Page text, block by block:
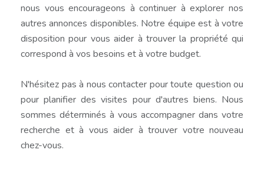
nous vous encourageons à continuer à explorer nos
autres annonces disponibles. Notre équipe est à votre
disposition pour vous aider à trouver la propriété qui
correspond à vos besoins et à votre budget.
N'hésitez pas à nous contacter pour toute question ou
pour planifier des visites pour d'autres biens. Nous
sommes déterminés à vous accompagner dans votre
recherche et à vous aider à trouver votre nouveau
chez-vous.